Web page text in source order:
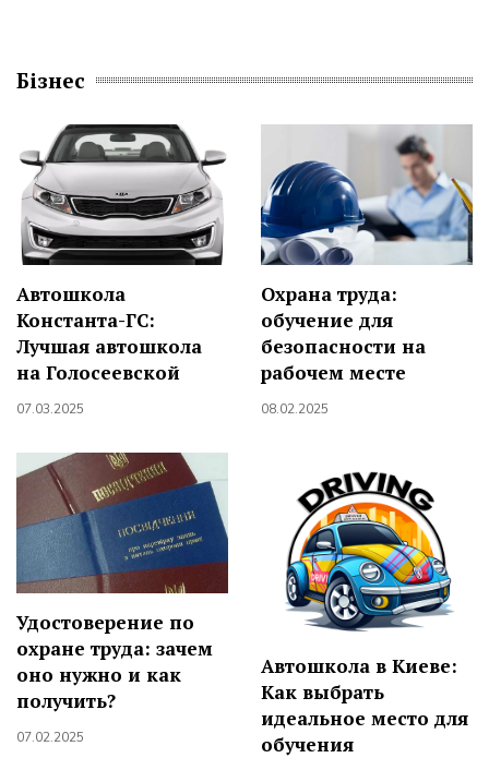
Бізнес
Автошкола
Константа-ГС:
Лучшая автошкола
на Голосеевской
07.03.2025
Охрана труда:
обучение для
безопасности на
рабочем месте
08.02.2025
Удостоверение по
охране труда: зачем
оно нужно и как
получить?
07.02.2025
Автошкола в Киеве:
Как выбрать
идеальное место для
обучения